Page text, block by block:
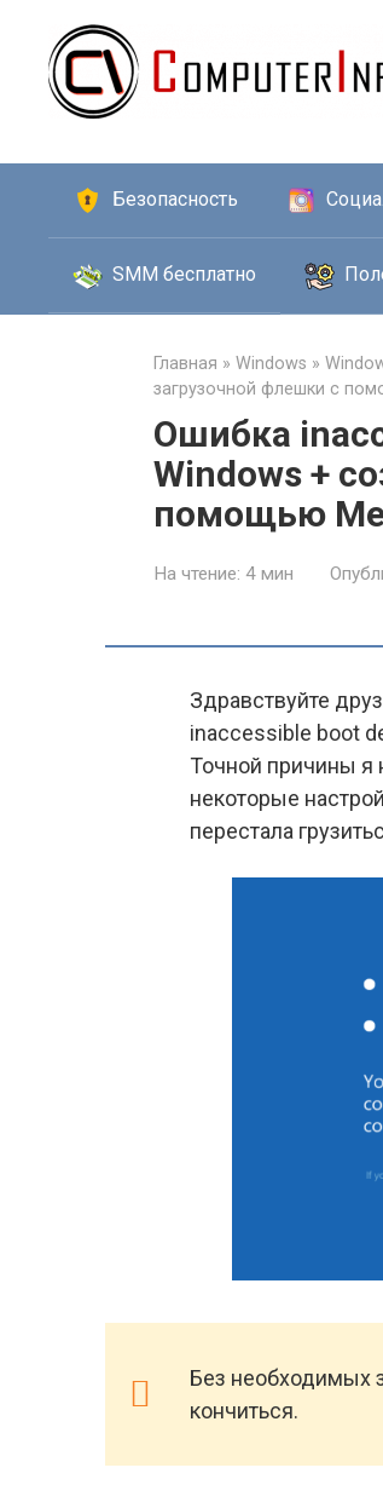
контенту
Безопасность
SMM бесплатно
Главная » Windows »
загрузочной флешки с
Ошибка
Windows +
помощью
На чтение: 4 мин
Здравствуйте
inaccessible boot
Точной причины я
некоторые
перестала
Без необходимых
кончиться.